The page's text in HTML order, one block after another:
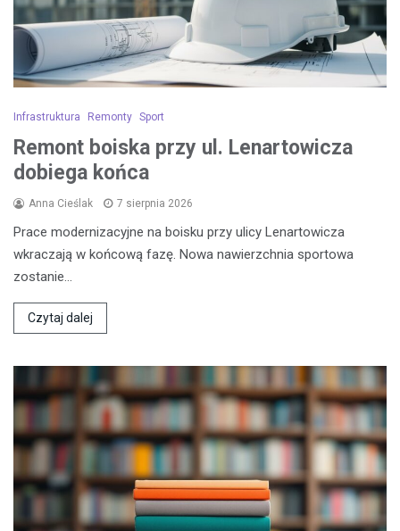
Infrastruktura Remonty Sport
Remont boiska przy ul. Lenartowicza
dobiega końca
Anna Cieślak 7 sierpnia 2026
Prace modernizacyjne na boisku przy ulicy Lenartowicza
wkraczają w końcową fazę. Nowa nawierzchnia sportowa
zostanie…
Czytaj dalej